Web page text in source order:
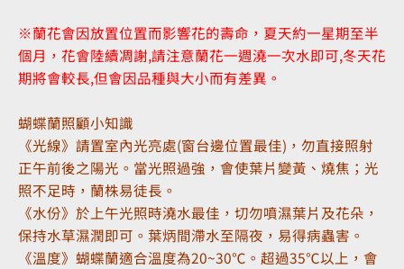
※蘭花會因放置位置而影響花的壽命，夏天約一星期至半
個月，花會陸續凋謝,請注意蘭花一週澆一次水即可,冬天花
期將會較長,但會因品種與大小而有差異。
蝴蝶蘭照顧小知識
《光線》請置室內光亮處(窗台邊位置最佳)，勿直接照射
正午前後之陽光。當光照過強，會使葉片變黃、燒焦；光
照不足時，蘭株易徒長。
《水份》於上午光照時澆水最佳，切勿噴濕葉片及花朵，
保持水草濕潤即可。葉炳間滯水至隔夜，易得病蟲害。
《溫度》蝴蝶蘭適合溫度為20~30℃。超過35℃以上，會